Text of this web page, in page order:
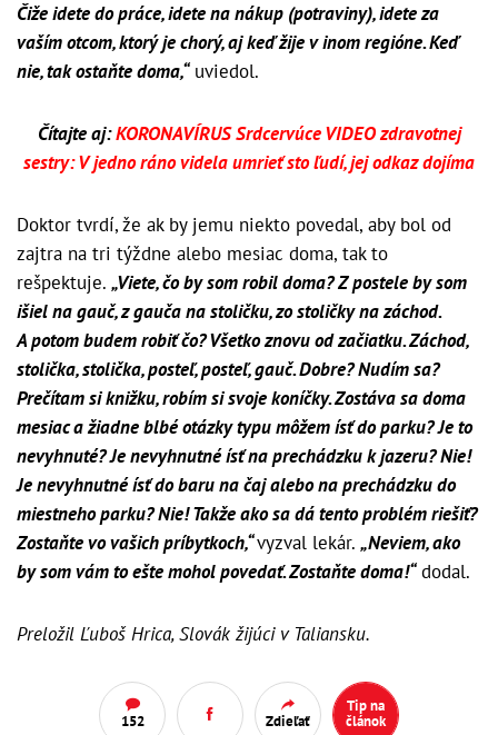
Čiže idete do práce, idete na nákup (potraviny), idete za
vaším otcom, ktorý je chorý, aj keď žije v inom regióne. Keď
nie, tak ostaňte doma,“uviedol.
Čítajte aj:KORONAVÍRUS Srdcervúce VIDEO zdravotnej
sestry: V jedno ráno videla umrieť sto ľudí, jej odkaz dojíma
Doktor tvrdí, že ak by jemu niekto povedal, aby bol od
zajtra na tri týždne alebo mesiac doma, tak to
rešpektuje. „Viete, čo by som robil doma? Z postele by som
išiel na gauč, z gauča na stoličku, zo stoličky na záchod.
A potom budem robiť čo? Všetko znovu od začiatku. Záchod,
stolička, stolička, posteľ, posteľ, gauč. Dobre? Nudím sa?
Prečítam si knižku, robím si svoje koníčky. Zostáva sa doma
mesiac a žiadne blbé otázky typu môžem ísť do parku? Je to
nevyhnuté? Je nevyhnutné ísť na prechádzku k jazeru? Nie!
Je nevyhnutné ísť do baru na čaj alebo na prechádzku do
miestneho parku? Nie! Takže ako sa dá tento problém riešiť?
Zostaňte vo vašich príbytkoch,“vyzval lekár. „Neviem, ako
by som vám to ešte mohol povedať. Zostaňte doma!“dodal.
Preložil Ľuboš Hrica, Slovák žijúci v Taliansku.
152 Zdieľať
Tip na
článok